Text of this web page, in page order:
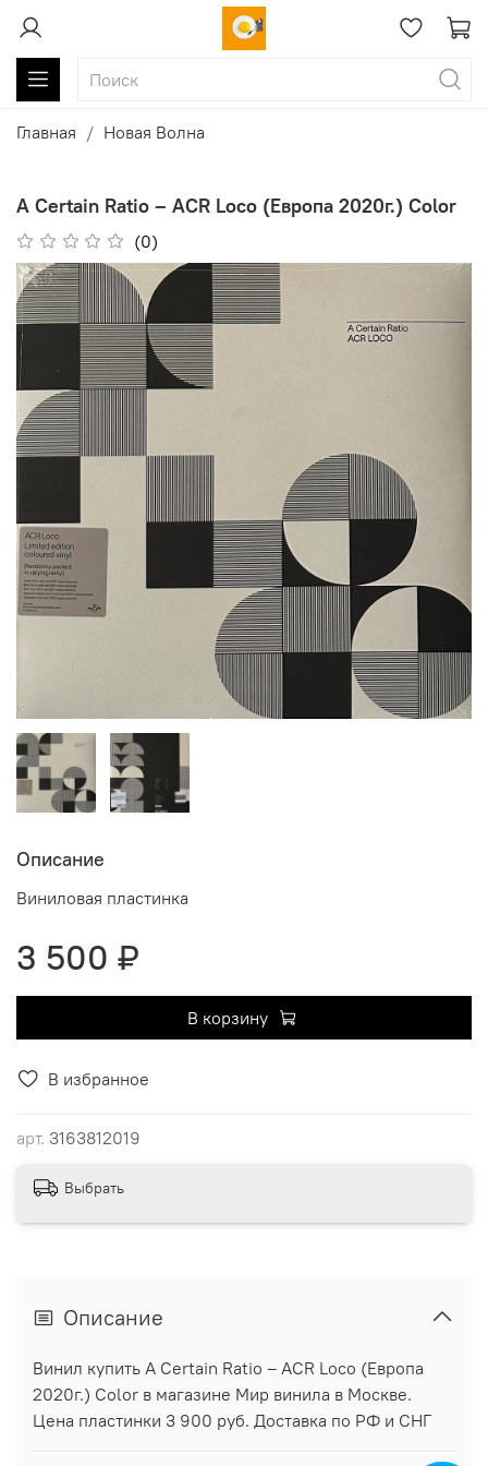
Главная Новая Волна
A Certain Ratio ‎– ACR Loco (Европа 2020г.) Color
(0)
В избранное
арт. 3163812019
Описание
Виниловая пластинка
3 500 ₽
В корзину
Выбрать
Описание
Винил купить A Certain Ratio ‎– ACR Loco (Европа
2020г.) Color в магазине Мир винила в Москве.
Цена пластинки 3 900 руб. Доставка по РФ и СНГ